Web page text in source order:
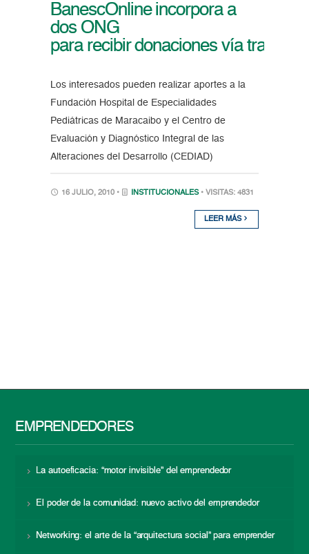
BanescOnline incorpora a
dos ONG
para recibir donaciones vía
Los interesados pueden realizar aportes a la
Fundación Hospital de Especialidades
Pediátricas de Maracaibo y el Centro de
Evaluación y Diagnóstico Integral de las
Alteraciones del Desarrollo (CEDIAD)
16 JULIO, 2010 • INSTITUCIONALES • VISITAS: 4831
LEER MÁS
EMPRENDEDORES
La autoeficacia: “motor invisible” del emprendedor
El poder de la comunidad: nuevo activo del emprendedor
Networking: el arte de la “arquitectura social” para emprender